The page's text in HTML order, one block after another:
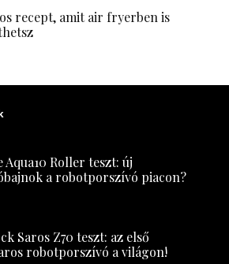
recept, amit air fryerben is
Aqua10 Roller teszt: új
a robotporszívó piacon?
Saros Z70 teszt: az első
robotporszívó a világon!